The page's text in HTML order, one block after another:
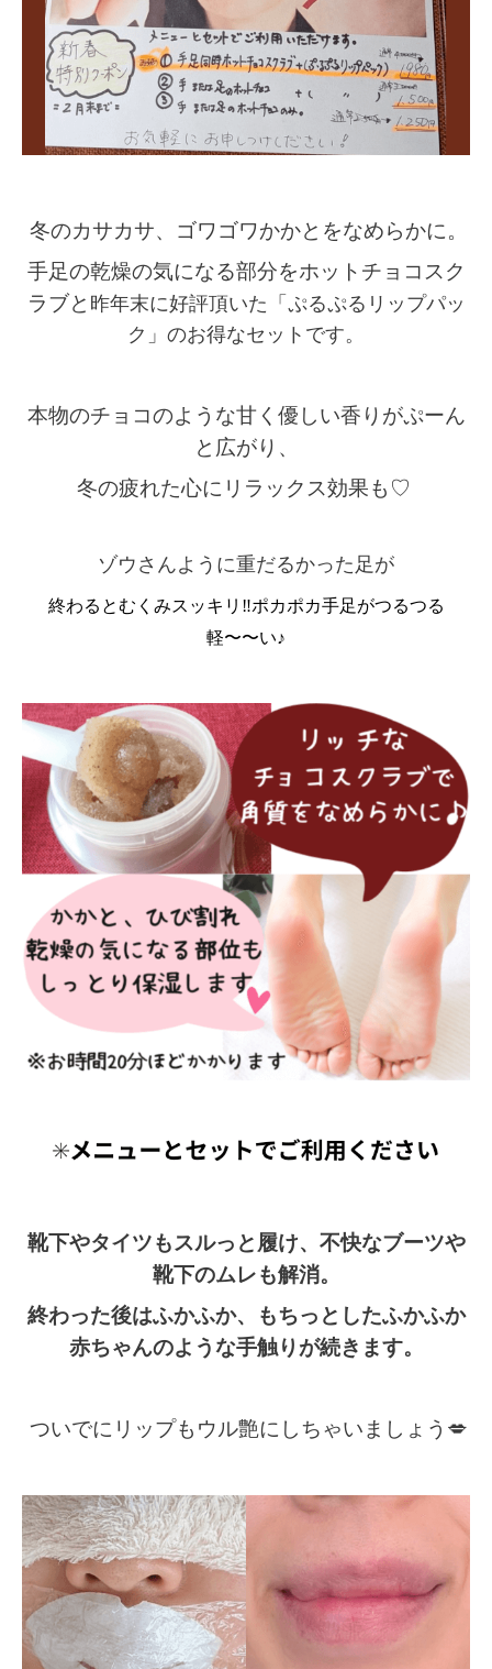
冬のカサカサ、ゴワゴワかかとをなめらかに。
手足の乾燥の気になる部分をホットチョコスク
ラブと 昨年末に好評頂いた「ぷるぷるリップパッ
ク」のお得なセットです。
本物のチョコのような甘く優しい香りがぷーん
と広がり、
冬の疲れた心にリラックス効果も♡
ゾウさんように重だるかった足が
終わるとむくみスッキリ‼︎ポカポカ手足がつるつる
軽〜〜い♪
靴下やタイツもスルっと履け、不快なブーツや
靴下のムレも解消。
終わった後はふかふか、もちっとしたふかふか
赤ちゃんのような手触りが続きます。
ついでにリップもウル艶にしちゃいましょう💋